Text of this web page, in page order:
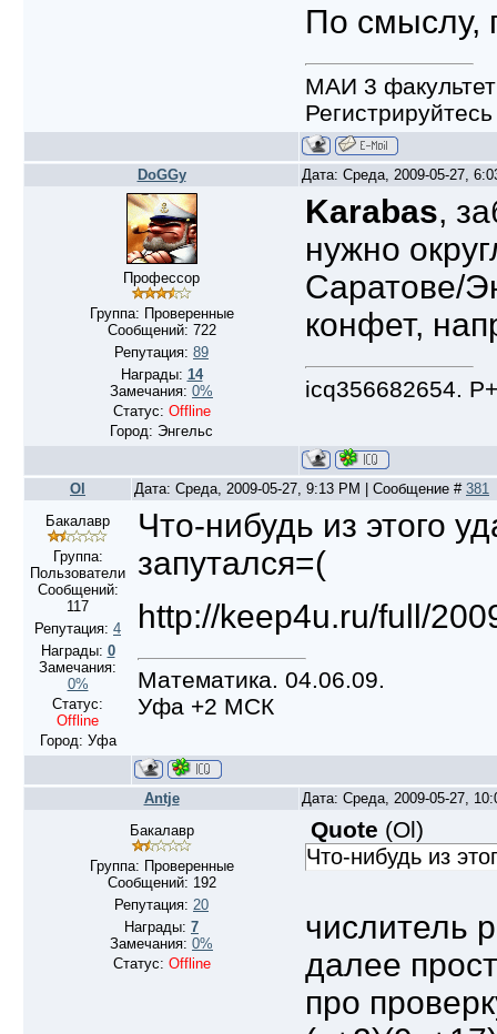
По смыслу,
МАИ 3 факультет
DoGGy Дата: Среда, 2009-05-27,
Профессор
Группа: Проверенные
Сообщений: 722
Репутация: 89
Награды: 14
Замечания: 0%
Статус: Offline
Город: Энгельс
Karabas,
нужно
Саратове/
конфет,
icq356682654.
Ol Дата: Среда, 2009-05-27, 9:13 PM | Сообщение # 381
Бакалавр
Группа:
Пользователи
Сообщений:
117
Репутация: 4
Награды: 0
Замечания:
0%
Статус:
Offline
Город: Уфа
Что-нибудь из этого
запутался=(
http://keep4u.ru/full/
Математика. 04.06.09.
Уфа +2 МСК
Antje
Дата: Среда, 2009-05-27,
Бакалавр
Группа: Проверенные
Сообщений: 192
Репутация: 20
Награды: 7
Замечания: 0%
Статус: Offline
Quote (Ol)
Что-нибудь из
числитель
далее
про